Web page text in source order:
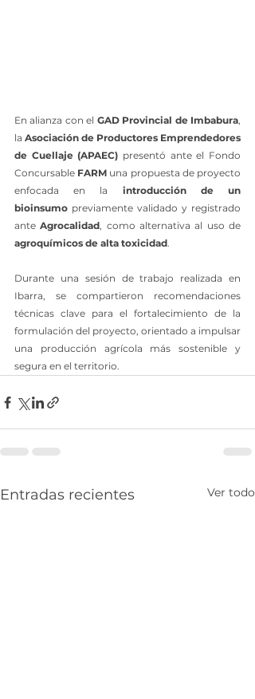
En alianza con el GAD Provincial de Imbabura,
la Asociación de Productores Emprendedores
de Cuellaje (APAEC) presentó ante el Fondo
Concursable FARM una propuesta de proyecto
enfocada en la introducción de un
bioinsumo previamente validado y registrado
ante Agrocalidad
agroquímicos de alta toxicidad.
Durante una sesión de trabajo realizada en
Ibarra, se compartieron recomendaciones
técnicas clave para el fortalecimiento de la
formulación del proyecto, orientado a impulsar
una producción agrícola más sostenible y
segura en el territorio.
Entradas recientes Ver todo